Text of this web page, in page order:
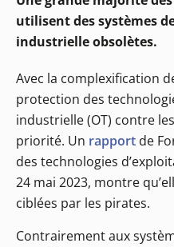
utilisent des systèmes
industrielle obsolètes.
Avec la complexification
protection des
industrielle (OT) contre
priorité. Un rapport de
des technologies
24 mai 2023, montre
ciblées par les pirates.
Contrairement aux